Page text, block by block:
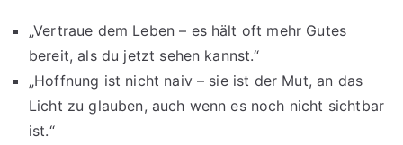
„Vertraue dem Leben – es hält oft mehr Gutes
bereit, als du jetzt sehen kannst.“
„Hoffnung ist nicht naiv – sie ist der Mut, an das
Licht zu glauben, auch wenn es noch nicht sichtbar
ist.“